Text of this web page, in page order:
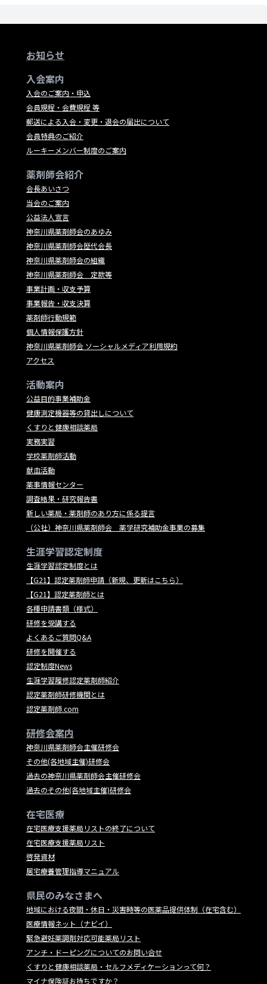
お知らせ
入会案内
入会のご案内・申込
会員規程・会費規程 等
郵送による入会・変更・退会の届出について
会員特典のご紹介
ルーキーメンバー制度のご案内
薬剤師会紹介
会長あいさつ
当会のご案内
公益法人宣言
神奈川県薬剤師会のあゆみ
神奈川県薬剤師会歴代会長
神奈川県薬剤師会の組織
神奈川県薬剤師会 定款等
事業計画・収支予算
事業報告・収支決算
薬剤師行動規範
個人情報保護方針
神奈川県薬剤師会 ソーシャルメディア利用規約
アクセス
活動案内
公益目的事業補助金
健康測定機器等の貸出しについて
くすりと健康相談薬局
実務実習
学校薬剤師活動
献血活動
薬事情報センター
調査結果・研究報告書
新しい薬局・薬剤師のあり方に係る提言
（公社）神奈川県薬剤師会 薬学研究補助金事業の募集
生涯学習認定制度
生涯学習認定制度とは
【G21】認定薬剤師申請（新規、更新はこちら）
【G21】認定薬剤師とは
各種申請書類（様式）
研修を受講する
よくあるご質問Q&A
研修を開催する
認定制度News
生涯学習履修認定薬剤師紹介
認定薬剤師研修機関とは
認定薬剤師.com
研修会案内
神奈川県薬剤師会主催研修会
その他(各地域主催)研修会
過去の神奈川県薬剤師会主催研修会
過去のその他(各地域主催)研修会
在宅医療
在宅医療支援薬局リストの終了について
在宅医療支援薬局リスト
啓発資材
居宅療養管理指導マニュアル
県民のみなさまへ
地域における夜間・休日・災害時等の医薬品提供体制（在宅含む）
医療情報ネット（ナビイ）
緊急避妊薬調剤対応可能薬局リスト
アンチ・ドーピングについてのお問い合せ
くすりと健康相談薬局・セルフメディケーションって何？
マイナ保険証お持ちですか？